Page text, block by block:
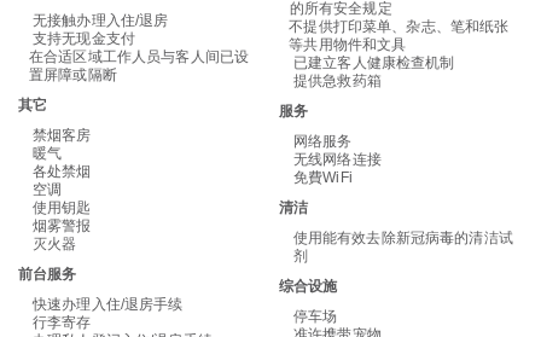
无接触办理入住/退房
支持无现金支付
在合适区域工作人员与客人间已设
置屏障或隔断
其它
禁烟客房
暖气
各处禁烟
空调
使用钥匙
烟雾警报
灭火器
前台服务
快速办理入住/退房手续
行李寄存
的所有安全规定
不提供打印菜单、杂志、笔和纸张
等共用物件和文具
已建立客人健康检查机制
提供急救药箱
服务
网络服务
无线网络连接
免費WiFi
清洁
使用能有效去除新冠病毒的清洁试
剂
综合设施
停车场